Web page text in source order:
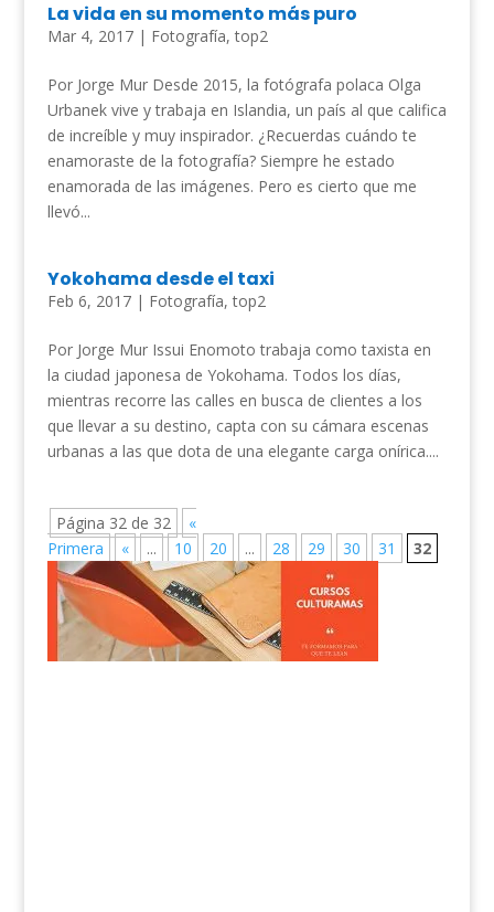
La vida en su momento más puro
Mar 4, 2017| Fotografía,top2
Por Jorge Mur Desde 2015, la fotógrafa polaca Olga
Urbanek vive y trabaja en Islandia, un país al que califica
de increíble y muy inspirador. ¿Recuerdas cuándo te
enamoraste de la fotografía? Siempre he estado
enamorada de las imágenes. Pero es cierto que me
llevó...
Yokohama desde el taxi
Feb 6, 2017| Fotografía,top2
Por Jorge Mur Issui Enomoto trabaja como taxista en
la ciudad japonesa de Yokohama. Todos los días,
mientras recorre las calles en busca de clientes a los
que llevar a su destino, capta con su cámara escenas
urbanas a las que dota de una elegante carga onírica....
Página 32 de 32
«
Primera
« ... 10 20 ... 28 29 30 31 32